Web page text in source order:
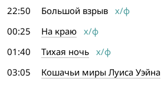
22:50
Большой взрыв х/ф
00:25
На краю х/ф
01:40
Тихая ночь х/ф
03:05
Кошачьи миры Луиса Уэйна